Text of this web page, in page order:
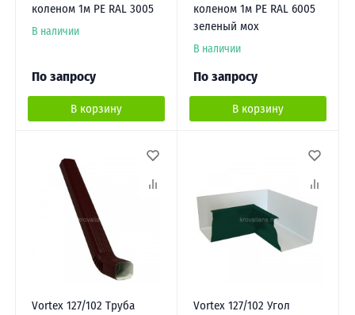
коленом 1м PE RAL 3005
В наличии
По запросу
В корзину
коленом 1м PE RAL 6005
зеленый мох
В наличии
По запросу
В корзину
Vortex 127/102 Труба
Vortex 127/102 Угол